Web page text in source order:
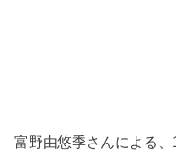
富野由悠季さんによる